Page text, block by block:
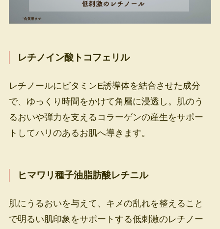
レチノイン酸トコフェリル
レチノールにビタミンE誘導体を結合させた成分
で、ゆっくり時間をかけて角層に浸透し。肌のう
るおいや弾力を支えるコラーゲンの産生をサポー
トしてハリのあるお肌へ導きます。
ヒマワリ種子油脂肪酸レチニル
肌にうるおいを与えて、キメの乱れを整えること
で明るい肌印象をサポートする低刺激のレチノー